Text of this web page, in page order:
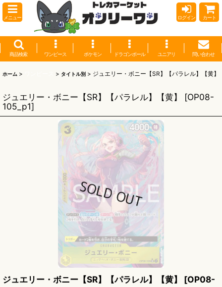
メニュー ログイン カート
商品検索 ワンピース ポケモン ドラゴンボール ユニアリ 問い合わせ
ホーム > > タイトル別 > ジュエリー・ボニー【SR】【パラレル】【黄】
ジュエリー・ボニー【SR】【パラレル】【黄】 [OP08-
105_p1]
ジュエリー・ボニー【SR】【パラレル】【黄】 [OP08-